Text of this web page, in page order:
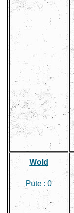
Wold
Pute : 0